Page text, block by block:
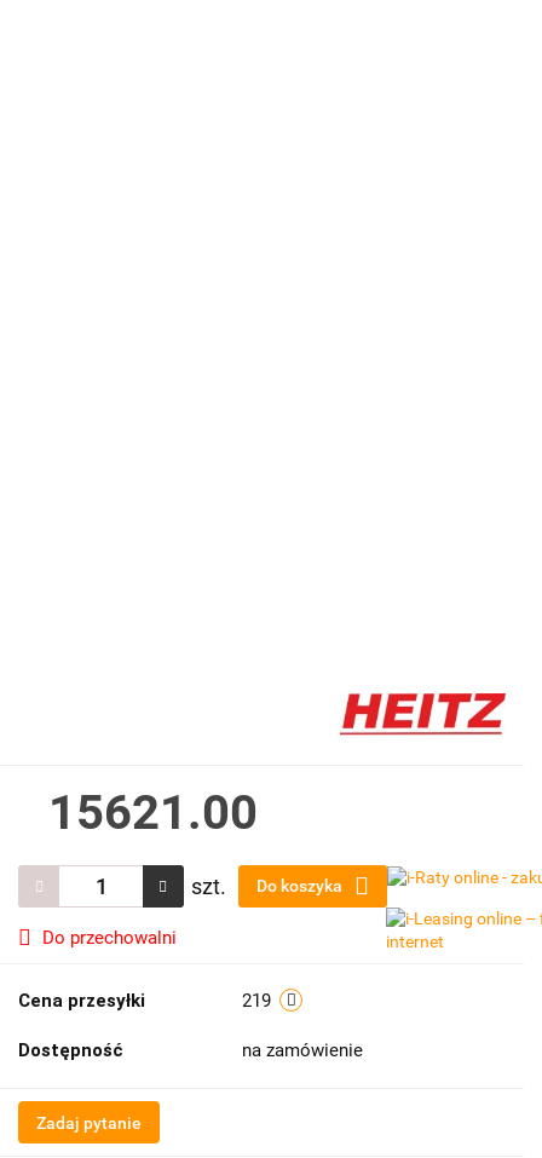
15621.00
szt. Do koszyka
Do przechowalni
Cena przesyłki 219
Dostępność na zamówienie
Zadaj pytanie